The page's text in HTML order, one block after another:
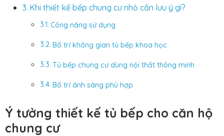
Khi thiết kế bếp chung cư nhỏ cần lưu ý gì?
Công năng sử dụng
Bố trí không gian tủ bếp khoa học
Tủ bếp chung cư dùng nội thất thông minh
Bố trí ánh sáng phù hợp
Ý tưởng thiết kế tủ bếp cho căn hộ
chung cư